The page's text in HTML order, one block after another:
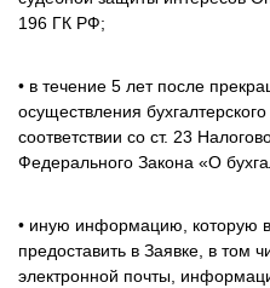
196 ГК РФ;
• в течение 5 лет после
осуществления
соответствии со ст. 23
Федерального Закона «О
• иную информацию, которую
предоставить в Заявке, в том
электронной почты,